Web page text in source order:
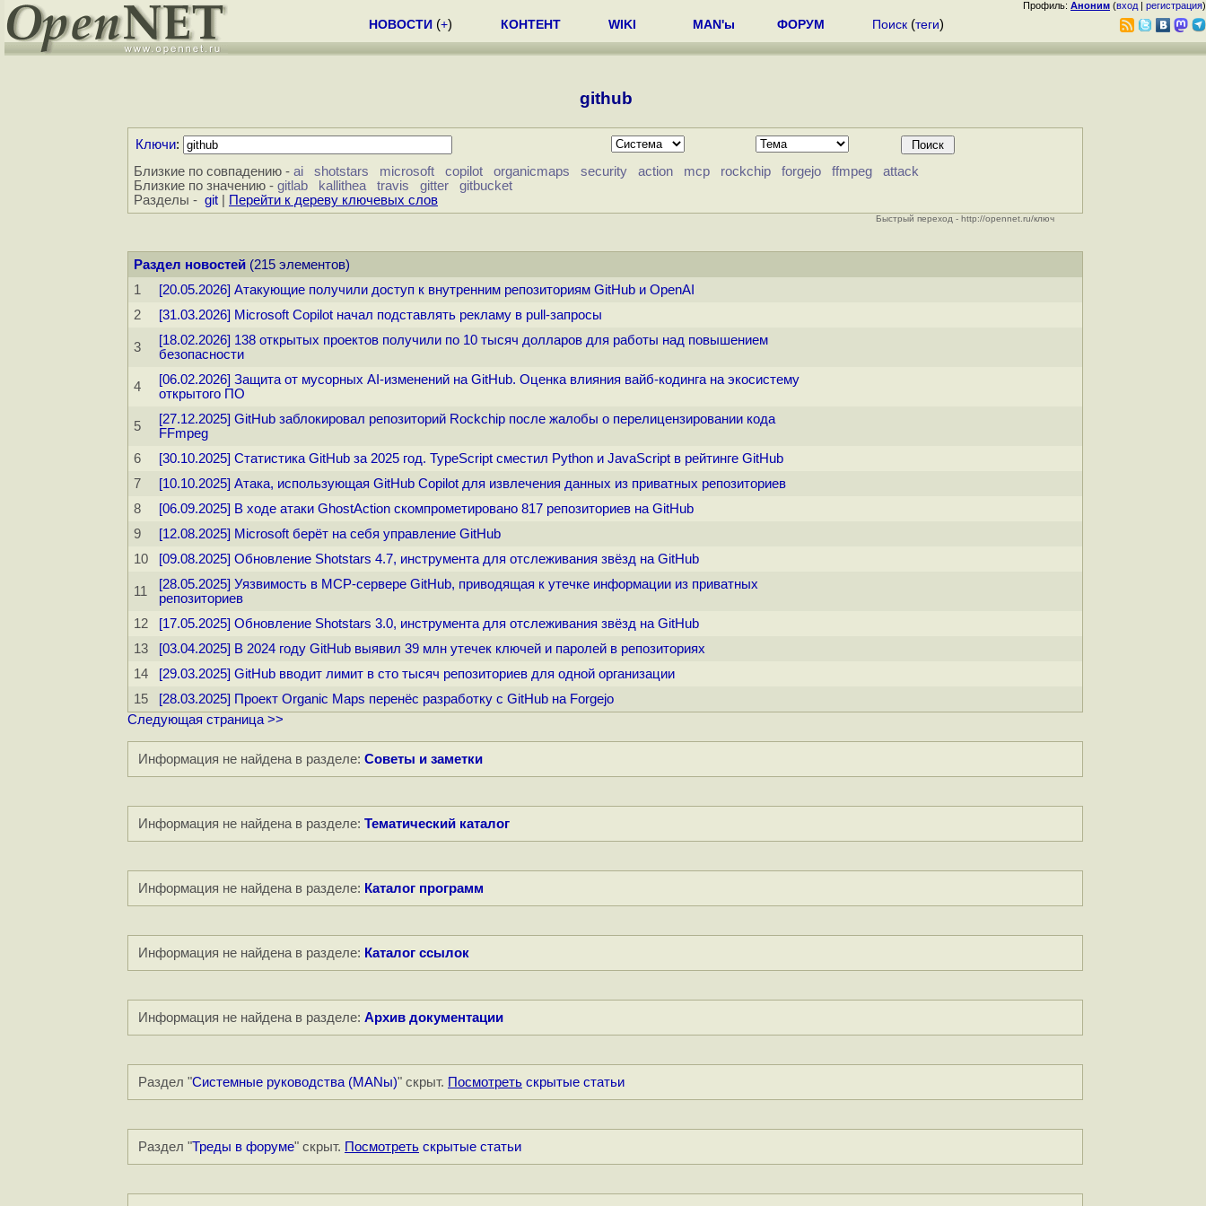
Профиль: Аноним (вход | регистрация)
НОВОСТИ (+) КОНТЕНТ WIKI MAN'ы ФОРУМ Поиск (теги)
github
Ключи:
Близкие по совпадению - ai shotstars microsoft copilot organicmaps security action mcp rockchip forgejo ffmpeg
attack
Близкие по значению - gitlab kallithea travis gitter
gitbucket
Разделы - git Перейти к дереву ключевых слов
Быстрый переход - http://opennet.ru/ключ
Раздел новостей (215 элементов)
1
[20.05.2026] Атакующие получили доступ к внутренним репозиториям GitHub и OpenAI
2
[31.03.2026] Microsoft Copilot начал подставлять рекламу в pull-запросы
3
[18.02.2026] 138 открытых проектов получили по 10 тысяч долларов для работы над повышением
безопасности
4
[06.02.2026] Защита от мусорных AI-изменений на GitHub. Оценка влияния вайб-кодинга на экосистему
открытого ПО
5
[27.12.2025] GitHub заблокировал репозиторий Rockchip после жалобы о перелицензировании кода
FFmpeg
6
[30.10.2025] Статистика GitHub за 2025 год. TypeScript сместил Python и JavaScript в рейтинге GitHub
7
[10.10.2025] Атака, использующая GitHub Copilot для извлечения данных из приватных репозиториев
8
[06.09.2025] В ходе атаки GhostAction скомпрометировано 817 репозиториев на GitHub
9
[12.08.2025] Microsoft берёт на себя управление GitHub
10
[09.08.2025] Обновление Shotstars 4.7, инструмента для отслеживания звёзд на GitHub
11
[28.05.2025] Уязвимость в MCP-сервере GitHub, приводящая к утечке информации из приватных
репозиториев
12
[17.05.2025] Обновление Shotstars 3.0, инструмента для отслеживания звёзд на GitHub
13
[03.04.2025] В 2024 году GitHub выявил 39 млн утечек ключей и паролей в репозиториях
14
[29.03.2025] GitHub вводит лимит в сто тысяч репозиториев для одной организации
15
[28.03.2025] Проект Organic Maps перенёс разработку с GitHub на Forgejo
Следующая страница >>
Информация не найдена в разделе: Советы и заметки
Информация не найдена в разделе: Тематический каталог
Информация не найдена в разделе: Каталог программ
Информация не найдена в разделе: Каталог ссылок
Информация не найдена в разделе: Архив документации
Раздел "Системные руководства (MANы)" скрыт. Посмотреть скрытые статьи
Раздел "Треды в форуме" скрыт. Посмотреть скрытые статьи